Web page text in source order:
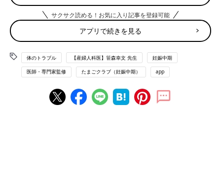
妊娠中期によくある、心配のない張り
妊娠中期は、急激に子宮が大きくなるので、子宮を支えている円
す。また、おなかが大きくなるときに、皮膚が引っ張られて張り
のように感じたり、胎動が刺激となって、張りを感じたりするこ
とも。これらは心配のない張りです。
そうはいっても、油断して動きすぎたり、無理をしたりすると、
危険な張りを招くことにも…。おなかが張っていると感じたら、
サクサク読める！お気に入り記事を登録可能
アプリで続きを見る
体のトラブル 【産婦人科医】笹森幸文 先生 妊娠中期
医師・専門家監修 たまごクラブ（妊娠中期） app